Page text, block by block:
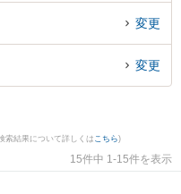
ブル解決の実績豊富な近くの弁
を法律相談できる杉並区内の弁
さんにおすすめです。
変更
変更
索結果について詳しくは こちら)
15件中 1-15件を表示